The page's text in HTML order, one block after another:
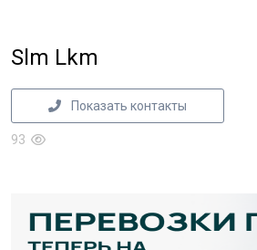
Slm Lkm
Показать контакты
93